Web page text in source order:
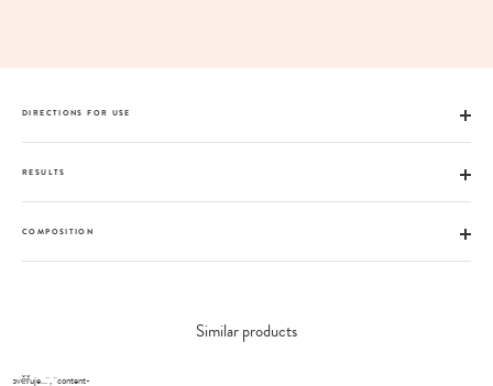
DIRECTIONS FOR USE
RESULTS
COMPOSITION
Similar products